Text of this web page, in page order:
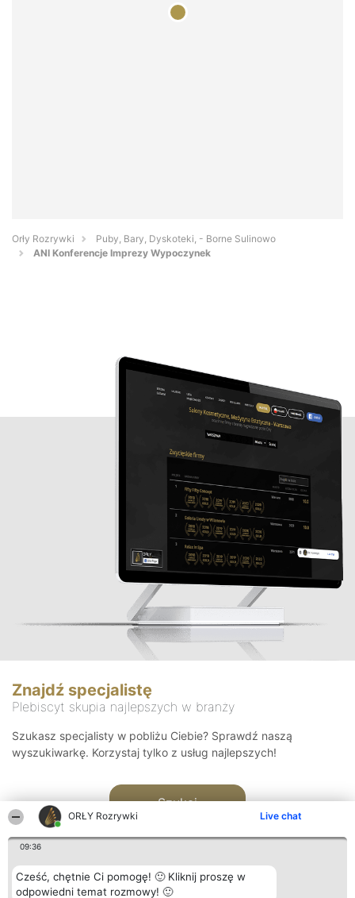
ORŁY Rozrywki Live chat
09:36
Cześć, chętnie Ci pomogę! 🙂 Kliknij proszę w
odpowiedni temat rozmowy! 🙂
Orły Rozrywki
Puby, Bary, Dyskoteki, - Borne Sulinowo
ANI Konferencje Imprezy Wypoczynek
Znajdź specjalistę
Plebiscyt skupia najlepszych w branży
Szukasz specjalisty w pobliżu Ciebie? Sprawdź naszą
wyszukiwarkę. Korzystaj tylko z usług najlepszych!
Szukaj